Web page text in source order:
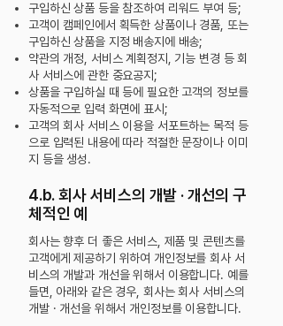
구입하신 상품 등을 참조하여 리워드 부여 등;
고객이 캠페인에서 획득한 상품이나 경품, 또는
구입하신 상품을 지정 배송지에 배송;
약관의 개정, 서비스 계획정지, 기능 변경 등 회
사 서비스에 관한 중요공지;
상품을 구입하실 때 등에 필요한 고객의 정보를
자동적으로 입력 화면에 표시;
고객의 회사 서비스 이용을 서포트하는 목적 등
으로 입력된 내용에 따라 적절한 문장이나 이미
지 등을 생성.
4.b. 회사 서비스의 개발 · 개선의 구
체적인 예
회사는 향후 더 좋은 서비스, 제품 및 콘텐츠를
고객에게 제공하기 위하여 개인정보를 회사 서
비스의 개발과 개선을 위해서 이용합니다. 예를
들면, 아래와 같은 경우, 회사는 회사 서비스의
개발 · 개선을 위해서 개인정보를 이용합니다.